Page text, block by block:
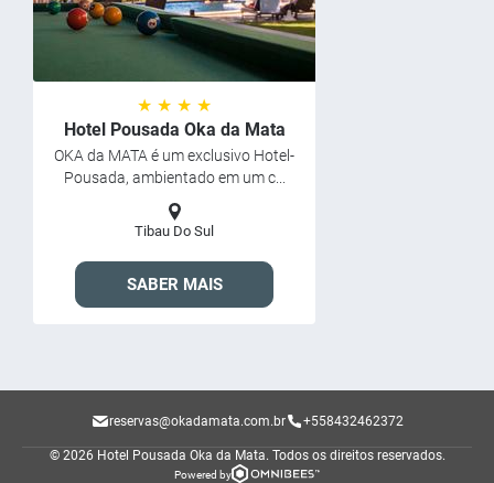
★ ★ ★ ★
Hotel Pousada Oka da Mata
OKA da MATA é um exclusivo Hotel-
Pousada, ambientado em um c...
Tibau Do Sul
SABER MAIS
reservas@okadamata.com.br +558432462372
© 2026 Hotel Pousada Oka da Mata. Todos os direitos reservados.
Powered by